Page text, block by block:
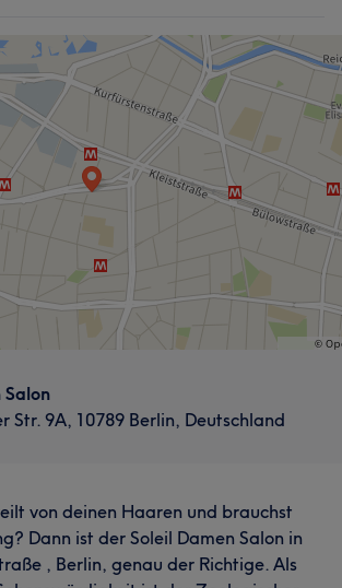
Salon
Str. 9A, 10789 Berlin, Deutschland
von deinen Haaren und brauchst
Dann ist der Soleil Damen Salon in
, Berlin, genau der Richtige. Als